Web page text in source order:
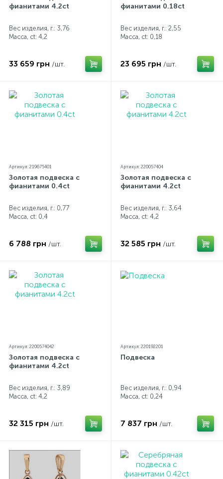
фианитами 4.2ct
Вес изделия, г.: 3,76
Масса, ct: 4,2
33 659 грн /шт.
фианитами 0.18ct
Вес изделия, г.: 2,55
Масса, ct: 0,18
23 695 грн /шт.
Артикул: 219675401
Золотая подвеска с
фианитами 0.4ct
Вес изделия, г.: 0,77
Масса, ct: 0,4
6 788 грн /шт.
Артикул: 220057404
Золотая подвеска с
фианитами 4.2ct
Вес изделия, г.: 3,64
Масса, ct: 4,2
32 585 грн /шт.
Артикул: 2200574042
Золотая подвеска с
фианитами 4.2ct
Вес изделия, г.: 3,89
Масса, ct: 4,2
32 315 грн /шт.
Артикул: 220192201
Подвеска
Вес изделия, г.: 0,94
Масса, ct: 0,24
7 837 грн /шт.